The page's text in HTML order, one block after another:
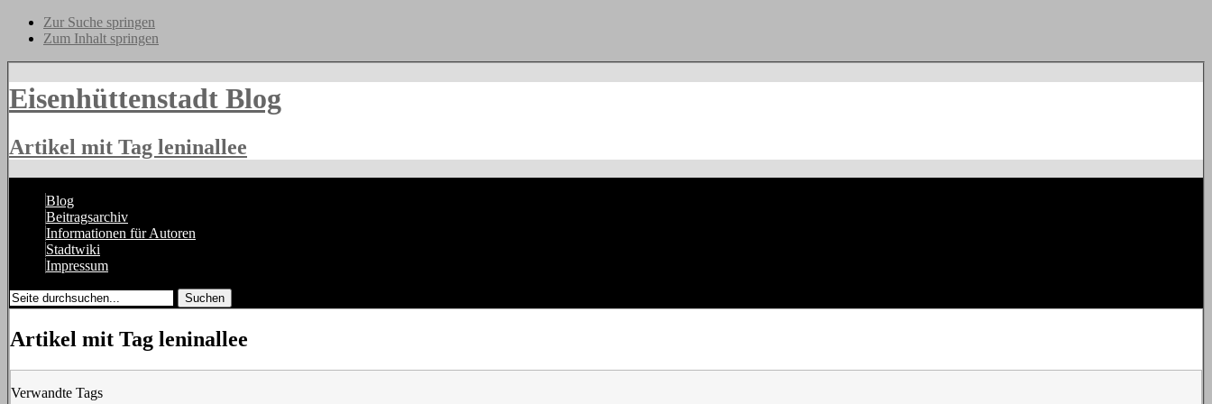
Zur Suche springen
Zum Inhalt springen
Eisenhüttenstadt Blog
Artikel mit Tag leninallee
Blog
Beitragsarchiv
Informationen für Autoren
Stadtwiki
Impressum
Artikel mit Tag leninallee
Verwandte Tags